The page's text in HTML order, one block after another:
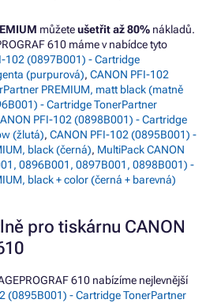
můžeteušetřit až 80% nákladů.
610 máme v nabídce tyto
102 (0897B001) - Cartridge
(purpurová), CANON PFI-102
PREMIUM, matt black (matně
- Cartridge TonerPartner
PFI-102 (0898B001) - Cartridge
(žlutá), CANON PFI-102 (0895B001) -
black (černá), MultiPack CANON
0896B001, 0897B001, 0898B001) -
black + color (černá + barevná)
pro tiskárnu CANON
610 nabízíme nejlevnější
(0895B001) - Cartridge TonerPartner